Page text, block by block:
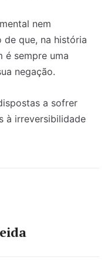
nem
de que, na história
é sempre uma
negação.
a sofrer
à irreversibilidade